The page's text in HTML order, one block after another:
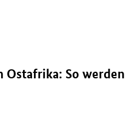
Ostafrika: So werden